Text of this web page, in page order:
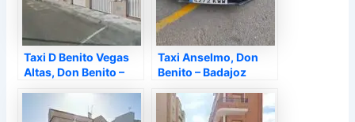
Taxi D Benito Vegas
Altas, Don Benito –
Taxi Anselmo, Don
Benito – Badajoz